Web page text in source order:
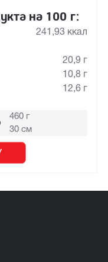
на 100 г:
241,93 ккал
20,9 г
10,8 г
12,6 г
460 г
30 см